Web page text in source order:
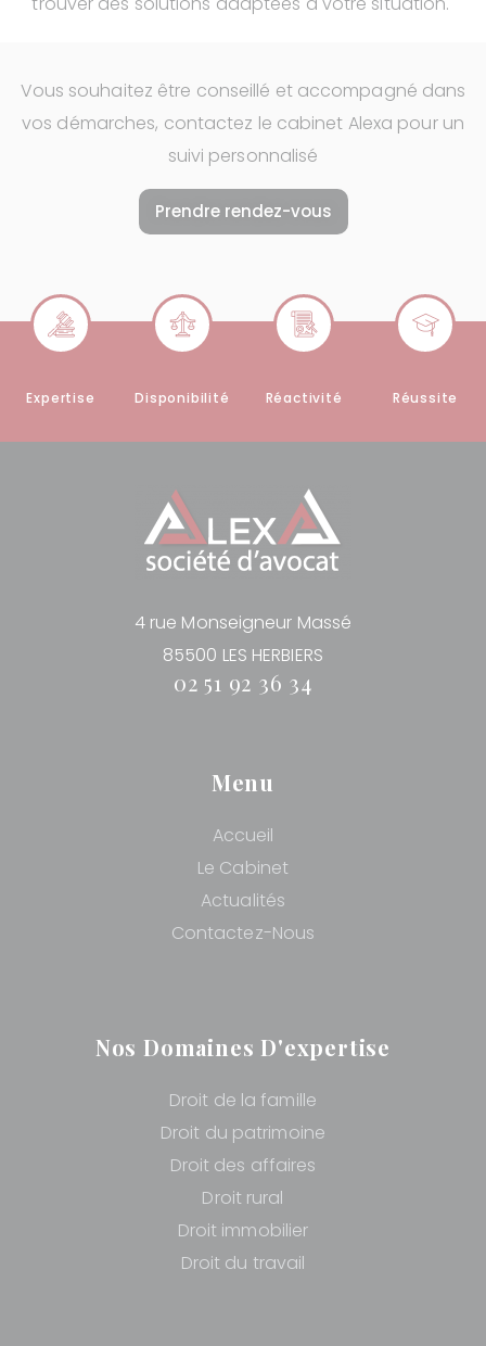
Vous souhaitez être conseillé et accompagné dans
vos démarches, contactez le cabinet Alexa pour un
suivi personnalisé
Prendre rendez-vous
Expertise Disponibilité Réactivité Réussite
4 rue Monseigneur Massé
85500 LES HERBIERS
02 51 92 36 34
Menu
Accueil
Le Cabinet
Actualités
Contactez-Nous
Nos Domaines D'expertise
Droit de la famille
Droit du patrimoine
Droit des affaires
Droit rural
Droit immobilier
Droit du travail